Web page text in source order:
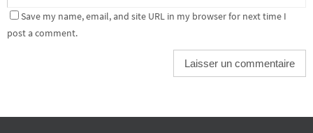
Save my name, email, and site URL in my browser for next time I
post a comment.